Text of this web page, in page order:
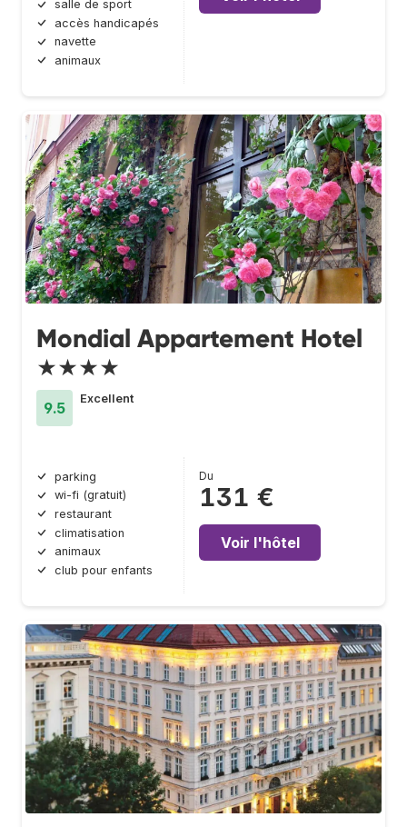
salle de sport
accès handicapés
navette
animaux
Mondial Appartement Hotel
★★★★
9.5
Excellent
parking
wi-fi (gratuit)
restaurant
climatisation
animaux
club pour enfants
Du
131 €
Voir l'hôtel